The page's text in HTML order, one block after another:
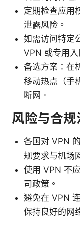
定期检查应用
泄露风险。
如需访问特定
VPN 或专用入
备选方案：在
移动热点（手
断网。
风险与合规
各国对 VPN
规要求与机场
使用 VPN 不
司政策。
避免在 VPN
保持良好的网